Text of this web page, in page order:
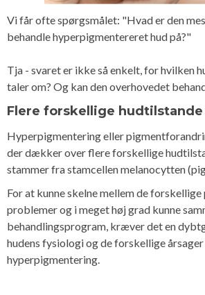
Vi får ofte spørgsmålet: "Hvad er den
behandle hyperpigmentereret hud på?"
Tja - svaret er ikke så enkelt, for hvilken
taler om? Og kan den overhovedet
Flere forskellige hudtilstande
Hyperpigmentering eller
der dækker over flere forskellige
stammer fra stamcellen melanocytten
For at kunne skelne mellem de
problemer og i meget høj grad kunne
behandlingsprogram, kræver det en
hudens fysiologi og de forskellige
hyperpigmentering.